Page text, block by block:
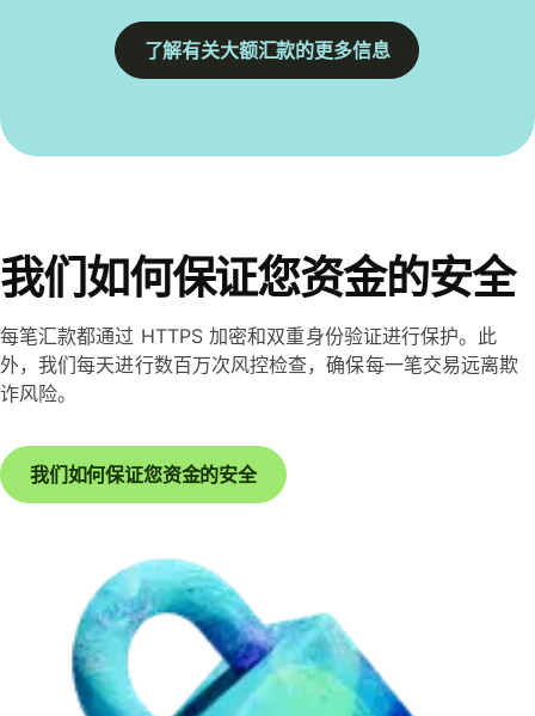
了解有关大额汇款的更多信息
我们如何保证您资金的安全
每笔汇款都通过 HTTPS 加密和双重身份验证进行保护。此
外，我们每天进行数百万次风控检查，确保每一笔交易远离欺
诈风险。
我们如何保证您资金的安全